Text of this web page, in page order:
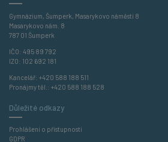
Gymnázium, Šumperk, Masarykovo náměstí 8
Masarykovo nám. 8
787 01 Šumperk
IČO: 495 89 792
IZO: 102 692 181
Kancelář: +420 588 188 511
Pronájmy těl.: +420 588 188 528
Důležité odkazy
Prohlášení o přístupnosti
GDPR